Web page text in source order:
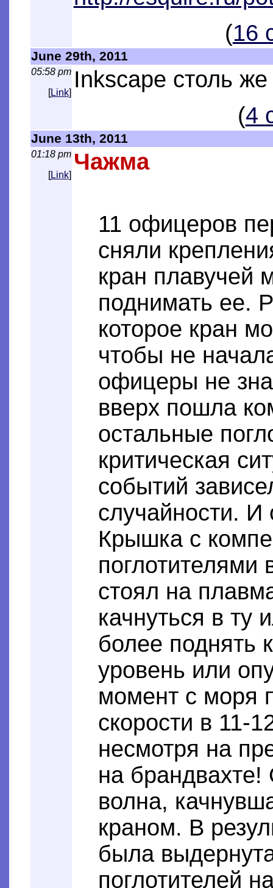
(16
June 29th, 2011
05:58 pm
[Link]
Inkscape столь
(4
June 13th, 2011
01:18 pm
[Link]
Чажма
11 офицеров
сняли
кран плавучей
поднимать ее.
которое кран
чтобы не
офицеры не
вверх пошла
остальные
критическая
событий
случайности.
Крышка с
поглотителями
стоял на
качнуться в ту
более поднять
уровень или
момент с моря
скорости в 11-
несмотря на
на
волна,
краном. В
была
поглотителей